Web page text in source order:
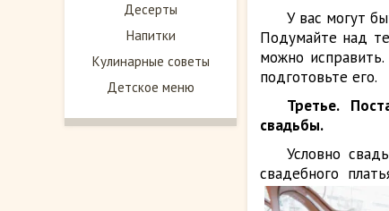
Десерты
Напитки
Кулинарные советы
Детское меню
У вас могут
Подумайте над
можно
подготовьте его.
Третье.
свадьбы.
Условно
свадебного